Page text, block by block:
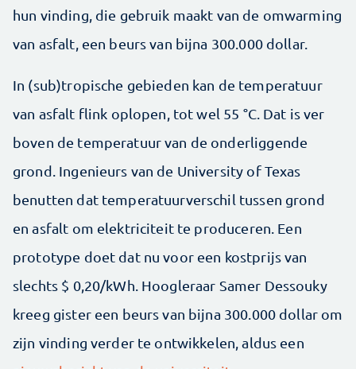
hun vinding, die gebruik maakt van de omwarming
van asfalt, een beurs van bijna 300.000 dollar.
In (sub)tropische gebieden kan de temperatuur
van asfalt flink oplopen, tot wel 55 °C. Dat is ver
boven de temperatuur van de onderliggende
grond. Ingenieurs van de University of Texas
benutten dat temperatuurverschil tussen grond
en asfalt om elektriciteit te produceren. Een
prototype doet dat nu voor een kostprijs van
slechts $ 0,20/kWh. Hoogleraar Samer Dessouky
kreeg gister een beurs van bijna 300.000 dollar om
zijn vinding verder te ontwikkelen, aldus een